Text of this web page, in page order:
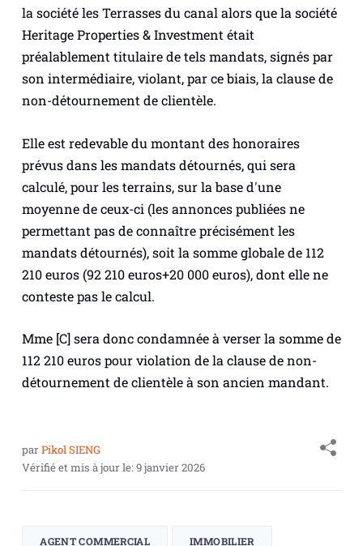
la société les Terrasses du canal alors que la société
Heritage Properties & Investment était
préalablement titulaire de tels mandats, signés par
son intermédiaire, violant, par ce biais, la clause de
non-détournement de clientèle.
Elle est redevable du montant des honoraires
prévus dans les mandats détournés, qui sera
calculé, pour les terrains, sur la base d'une
moyenne de ceux-ci (les annonces publiées ne
permettant pas de connaître précisément les
mandats détournés), soit la somme globale de 112
210 euros (92 210 euros+20 000 euros), dont elle ne
conteste pas le calcul.
Mme [C] sera donc condamnée à verser la somme de
112 210 euros pour violation de la clause de non-
détournement de clientèle à son ancien mandant.
par Pikol SIENG
Vérifié et mis à jour le:9 janvier 2026
AGENT COMMERCIAL IMMOBILIER